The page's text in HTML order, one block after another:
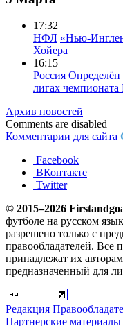
17:32
НФЛ «Нью-
Хойера
16:15
Россия Определён
лигах чемпионата
Архив новостей
Comments are disabled
Комментарии для сайта
Facebook
ВКонтакте
Twitter
© 2015–2026
футболе на русском
разрешено только с
правообладателей. Все
принадлежат их
предназначенный для
Редакция
Партнерские материалы